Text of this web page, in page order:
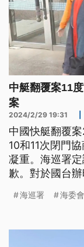
中艇翻覆案11
案
2024/2/29 19:31
中國快艇翻覆
10和11次閉門
凝重。海巡署
歉。對於國台
持海巡執法，
助，但至今沒
海巡署 海委會